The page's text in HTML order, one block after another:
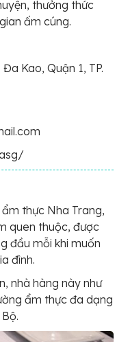
thưởng thức
ấm cúng.
Kao, Quận 1, TP.
thực Nha Trang,
quen thuộc, được
đầu mỗi khi muốn
đình.
nhà hàng này như
ẩm thực đa dạng